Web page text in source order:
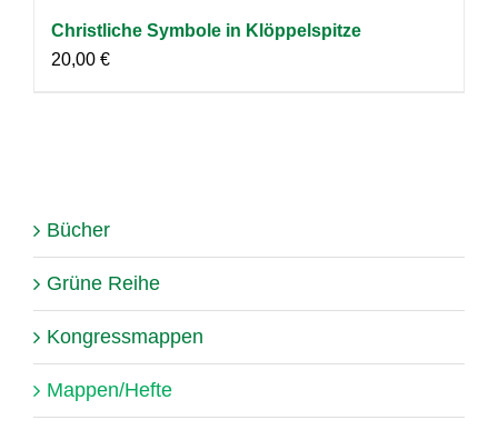
Christliche Symbole in Klöppelspitze
20,00 €
Bücher
Grüne Reihe
Kongressmappen
Mappen/Hefte